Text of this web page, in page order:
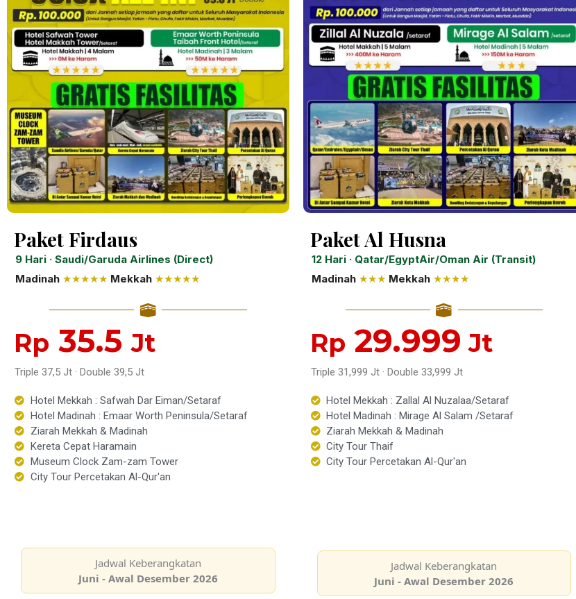
Paket Firdaus
9 Hari · Saudi/Garuda Airlines (Direct)
Madinah ★★★★★ Mekkah ★★★★★
Rp 35.5Jt
Triple 37,5 Jt · Double 39,5 Jt
Hotel Mekkah : Safwah Dar Eiman/Setaraf
Hotel Madinah : Emaar Worth Peninsula/Setaraf
Ziarah Mekkah & Madinah
Kereta Cepat Haramain
Museum Clock Zam-zam Tower
City Tour Percetakan Al-Qur'an
Jadwal Keberangkatan
Juni - Awal Desember 2026
Paket Al Husna
12 Hari · Qatar/EgyptAir/Oman Air (Transit)
Madinah ★★★ Mekkah ★★★★
Rp 29.999 Jt
Triple 31,999 Jt · Double 33,999 Jt
Hotel Mekkah : Zallal Al Nuzalaa/Setaraf
Hotel Madinah : Mirage Al Salam /Setaraf
Ziarah Mekkah & Madinah
City Tour Thaif
City Tour Percetakan Al-Qur'an
Jadwal Keberangkatan
Juni - Awal Desember 2026